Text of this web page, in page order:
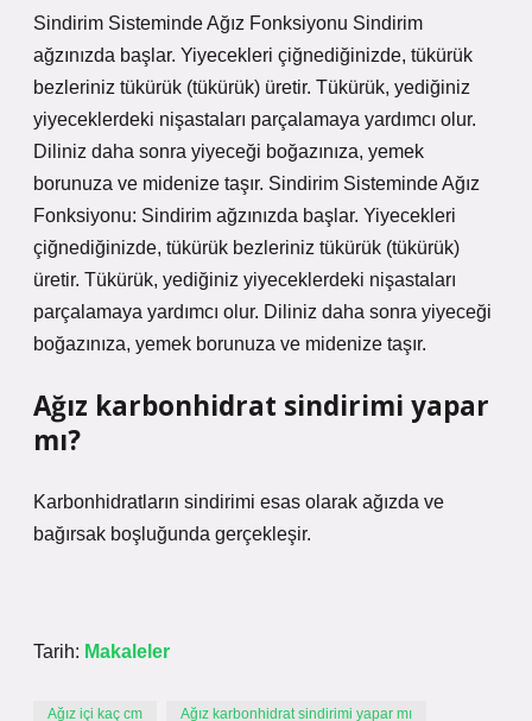
Sindirim Sisteminde Ağız Fonksiyonu Sindirim
ağzınızda başlar. Yiyecekleri çiğnediğinizde, tükürük
bezleriniz tükürük (tükürük) üretir. Tükürük, yediğiniz
yiyeceklerdeki nişastaları parçalamaya yardımcı olur.
Diliniz daha sonra yiyeceği boğazınıza, yemek
borunuza ve midenize taşır. Sindirim Sisteminde Ağız
Fonksiyonu: Sindirim ağzınızda başlar. Yiyecekleri
çiğnediğinizde, tükürük bezleriniz tükürük (tükürük)
üretir. Tükürük, yediğiniz yiyeceklerdeki nişastaları
parçalamaya yardımcı olur. Diliniz daha sonra yiyeceği
boğazınıza, yemek borunuza ve midenize taşır.
Ağız karbonhidrat sindirimi yapar
mı?
Karbonhidratların sindirimi esas olarak ağızda ve
bağırsak boşluğunda gerçekleşir.
Tarih: Makaleler
Ağız içi kaç cm Ağız karbonhidrat sindirimi yapar mı